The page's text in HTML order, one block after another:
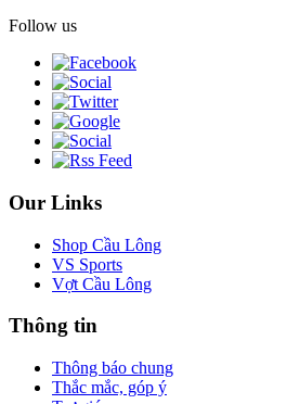
Follow us
Our Links
Shop Cầu Lông
VS Sports
Vợt Cầu Lông
Thông tin
Thông báo chung
Thắc mắc, góp ý